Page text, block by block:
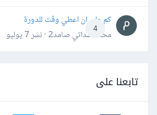
4
كم علي ان اعطي وقت للدورة
محمد سداتي صامد2 · نشر
7 يوليو
تابعنا على